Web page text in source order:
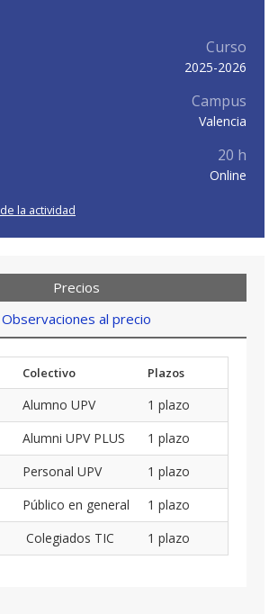
Curso
2025-2026
Campus
Valencia
20 h
Online
de la actividad
Precios
Observaciones al precio
Colectivo
Plazos
Alumno UPV 1 plazo
Alumni UPV PLUS 1 plazo
Personal UPV 1 plazo
Público en general 1 plazo
Colegiados TIC 1 plazo